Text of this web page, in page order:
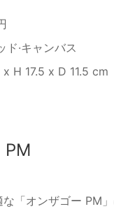
ド·キャンバス
H 17.5 x D 11.5 cm
PM
「オンザゴー PM